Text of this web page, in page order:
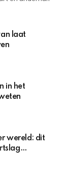
laat
in het
wereld: dit